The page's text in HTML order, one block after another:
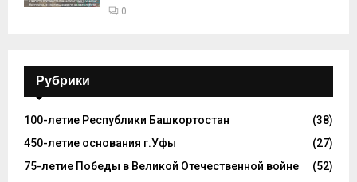
0
Рубрики
100-летие Республики Башкортостан
(38)
450-летие основания г.Уфы
(27)
75-летие Победы в Великой Отечественной войне
(52)